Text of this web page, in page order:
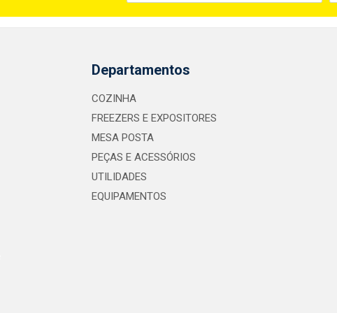
Departamentos
COZINHA
FREEZERS E EXPOSITORES
MESA POSTA
PEÇAS E ACESSÓRIOS
UTILIDADES
EQUIPAMENTOS